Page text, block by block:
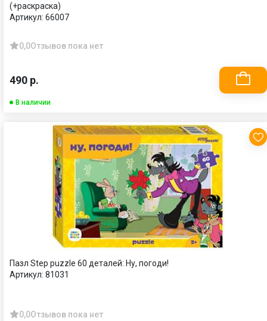
(+раскраска)
Артикул: 66007
0,0Отзывов пока нет
490 р.
В наличии
Пазл Step puzzle 60 деталей: Ну, погоди!
Артикул: 81031
0,0Отзывов пока нет